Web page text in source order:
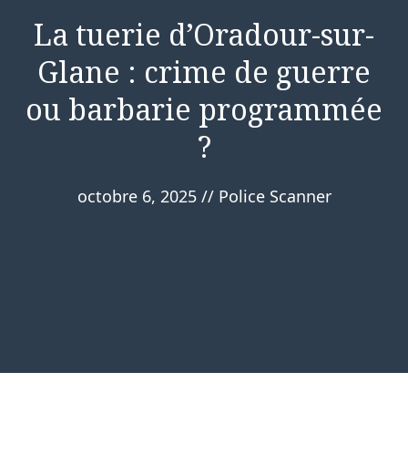
La tuerie d’Oradour-sur-
Glane : crime de guerre
ou barbarie programmée
?
octobre 6, 2025 // Police Scanner